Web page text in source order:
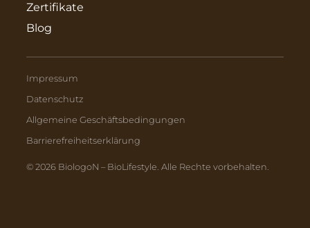
Zertifikate
Blog
Impressum
Datenschutz
Allgemeine Geschäftsbedingungen
Barrierefreiheitserklärung
© 2026 BiologoN – BioLifestyle. Alle Rechte vorbehalten.